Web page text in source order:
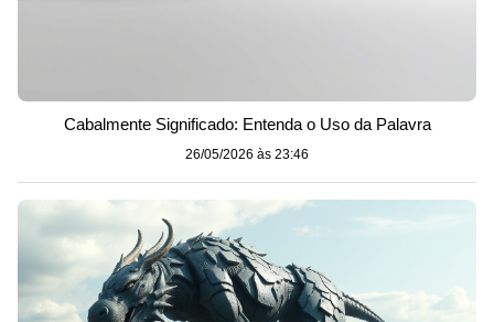
Cabalmente Significado: Entenda o Uso da Palavra
26/05/2026 às 23:46